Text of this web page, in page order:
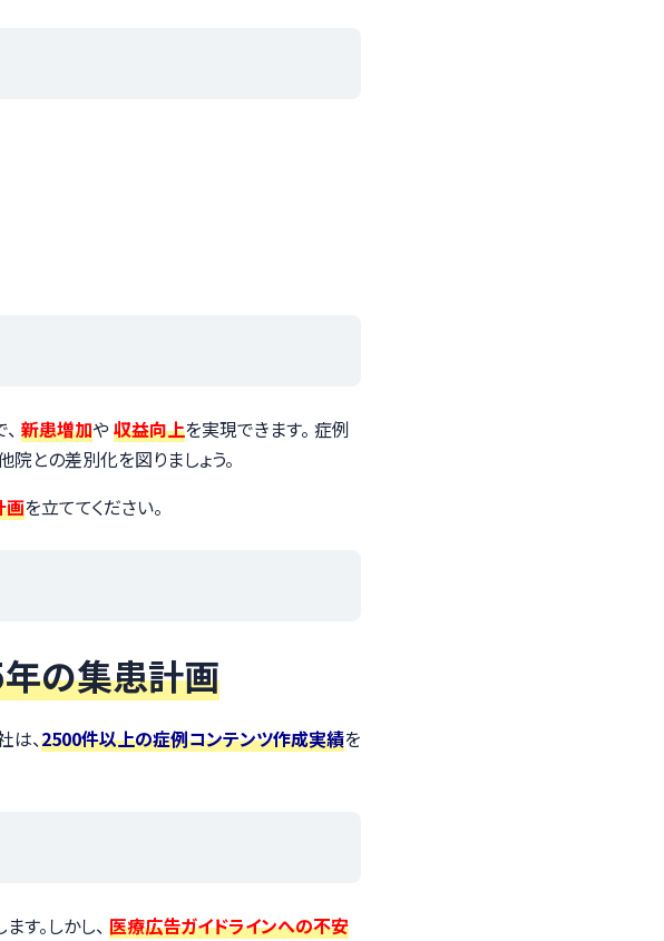
新患増加や収益向上を実現できます。 症例
との差別化を図りましょう。
画を立ててください。
の集患計画
は、2500件以上の症例コンテンツ作成実績を
。しかし、 医療広告ガイドラインへの不安